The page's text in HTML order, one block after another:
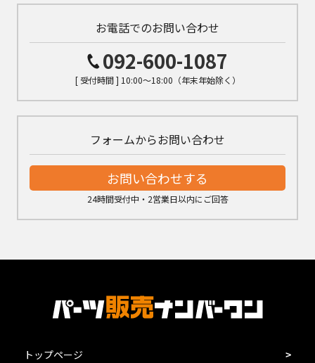
お電話でのお問い合わせ
092-600-1087
[ 受付時間 ] 10:00～18:00（年末年始除く）
フォームからお問い合わせ
お問い合わせする
24時間受付中・2営業日以内にご回答
トップページ